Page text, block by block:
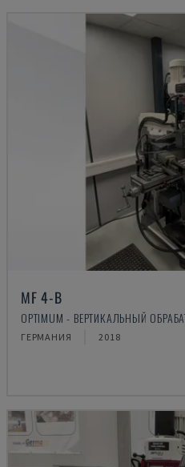
MF 4-B
OPTIMUM - ВЕРТИКАЛЬНЫЙ
ГЕРМАНИЯ 2018